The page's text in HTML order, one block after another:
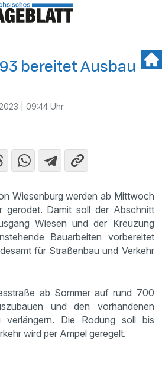
bereitet Ausbau
| 09:44 Uhr
Wiesenburg werden ab Mittwoch
gerodet. Damit soll der Abschnitt
Wiesen und der Kreuzung
Bauarbeiten vorbereitet
für Straßenbau und Verkehr
ab Sommer auf rund 700
und den vorhandenen
verlängern. Die Rodung soll bis
wird per Ampel geregelt.